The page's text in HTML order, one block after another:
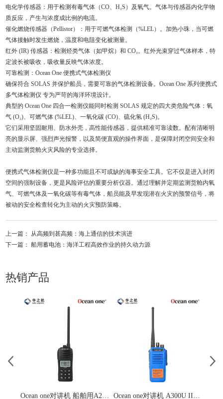
电化学传感器：用于检测有毒气体（CO、H₂S）及氧气。气体与传感器内化学物
质反应，产生与浓度成比例的电流。
催化燃烧传感器（Pellistor）：用于可燃气体检测（%LEL）。加热小珠，当可燃
气体接触时发生燃烧，温度和电阻变化被测量。
红外 (IR) 传感器：检测烃类气体（如甲烷）和 CO₂。红外光束穿过气体样本，特
定波长被吸收，吸收量反映气体浓度。
可靠检测：Ocean One 便携式气体检测仪
确保符合 SOLAS 并保护船员，需要可靠的气体检测设备。Ocean One 系列便携式
多气体检测仪 专为严苛的海洋环境设计。
典型的 Ocean One 四合一检测仪能同时检测 SOLAS 规定的四大类危险气体：氧
气 (O₂)、可燃气体 (%LEL)、一氧化碳 (CO)、硫化氢 (H₂S)。
它们采用坚固耐用、防水外壳，高性能传感器，提供精准可靠读数。配有清晰明
亮的显示屏、强烈声光报警，以及简便直观的操作界面，是保障封闭空间安全和
主动监测货舱火灾风险的专业选择。
便携式气体检测仪是一种多功能且不可或缺的海事安全工具。它不仅是进入封闭
空间的强制设备，更是风险评估的重要分析仪器。通过理解并定期监测货舱内氧
气、可燃气体及一氧化碳等有毒气体，船员能及早发现潜在火灾的预警信号，将
被动的安全检查转化为主动的火灾预防策略。
上一篇：
从高频到甚高频：海上通信的技术演进
下一篇：船用蓄电池：海洋工程高效作业的持久动力源
热销产品